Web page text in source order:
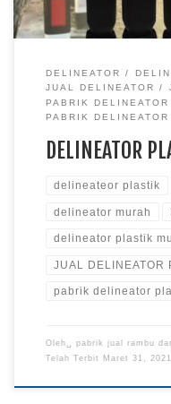
DELINEATOR
JUAL DELINEATOR
PABRIK DELINEATOR
PABRIK
DELINEATOR
delineateor plastik
delineator murah
delineator plastik
JUAL DELINEATOR
pabrik delineator
Oleh␣ pabrik jual rambu
Telah Terbit
Maret 31, 2021